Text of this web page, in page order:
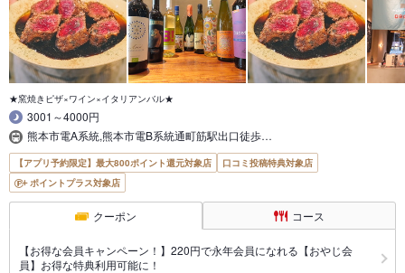
★窯焼きピザ×ワイン×イタリアンバル★
3001～4000円
熊本市電A系統,熊本市電B系統通町筋駅出口徒歩…
【アプリ予約限定】最大800ポイント還元対象店
口コミ投稿特典対象店
ポイントプラス対象店
クーポン コース
【お得な会員キャンペーン！】220円で永年会員になれる【おやじ会
員】お得な特典利用可能に！